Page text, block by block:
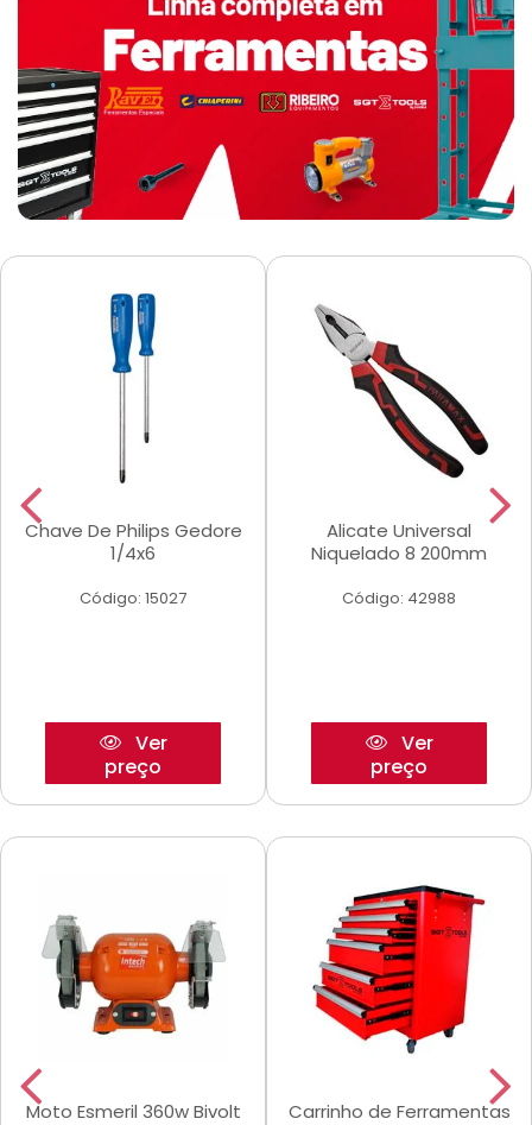
Chave De Philips Gedore
1/4x6
Código: 15027
Ver
preço
Alicate Universal
Niquelado 8 200mm
Código: 42988
Ver
preço
Moto Esmeril 360w Bivolt
Carrinho de Ferramentas